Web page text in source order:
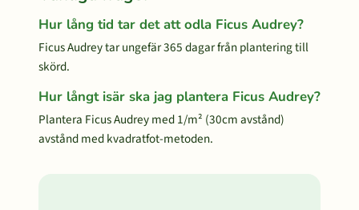
Hur lång tid tar det att odla Ficus Audrey?
Ficus Audrey tar ungefär 365 dagar från plantering till
skörd.
Hur långt isär ska jag plantera Ficus Audrey?
Plantera Ficus Audrey med 1/m² (30cm avstånd)
avstånd med kvadratfot-metoden.